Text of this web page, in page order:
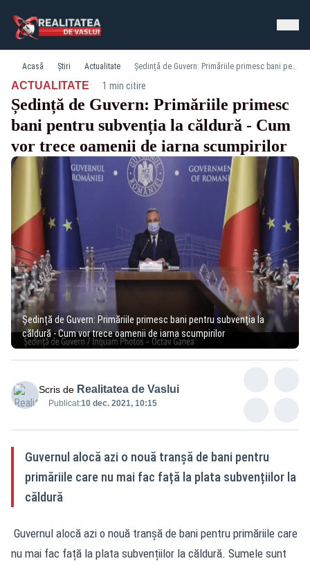
Acasă Știri Actualitate Ședință de Guvern: Primăriile primesc bani pentru subvenția la căldură - Cum vor trece oamenii de iarna scumpirilor
ACTUALITATE· 1 min citire
Ședință de Guvern: Primăriile primesc
bani pentru subvenția la căldură - Cum
vor trece oamenii de iarna scumpirilor
Ședință de Guvern: Primăriile primesc bani pentru subvenția la
căldură - Cum vor trece oamenii de iarna scumpirilor
Scris de Realitatea de Vaslui
Publicat:10 dec. 2021, 10:15
Guvernul alocă azi o nouă tranșă de bani pentru
primăriile care nu mai fac față la plata subvențiilor la
căldură
Guvernul alocă azi o nouă tranșă de bani pentru primăriile care
nu mai fac față la plata subvențiilor la căldură. Sumele sunt